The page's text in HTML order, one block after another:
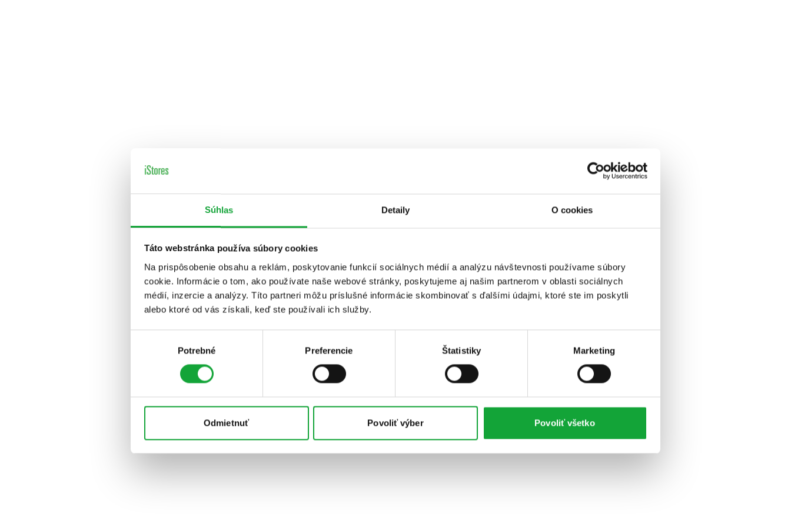
Súhlas Detaily O cookies
Táto webstránka používa súbory cookies
Na prispôsobenie obsahu a reklám, poskytovanie funkcií sociálnych médií a analýzu návštevnosti používame súbory
cookie. Informácie o tom, ako používate naše webové stránky, poskytujeme aj našim partnerom v oblasti sociálnych
médií, inzercie a analýzy. Títo partneri môžu príslušné informácie skombinovať s ďalšími údajmi, ktoré ste im poskytli
alebo ktoré od vás získali, keď ste používali ich služby.
Potrebné Preferencie Štatistiky Marketing
Odmietnuť Povoliť výber Povoliť všetko